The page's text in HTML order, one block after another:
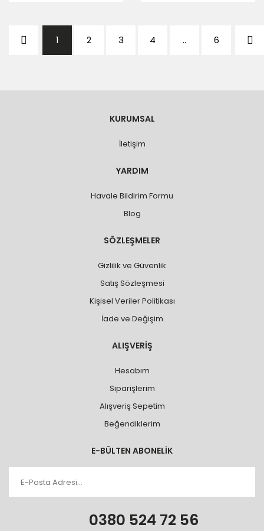
1 2 3 4 .. 6
KURUMSAL
İletişim
YARDIM
Havale Bildirim Formu
Blog
SÖZLEŞMELER
Gizlilik ve Güvenlik
Satış Sözleşmesi
Kişisel Veriler Politikası
İade ve Değişim
ALIŞVERİŞ
Hesabım
Siparişlerim
Alışveriş Sepetim
Beğendiklerim
E-BÜLTEN ABONELİK
0380 524 72 56